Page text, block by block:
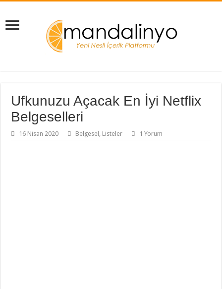
Ufkunuzu Açacak En İyi Netflix
Belgeselleri
16 Nisan 2020 Belgesel , Listeler 1 Yorum